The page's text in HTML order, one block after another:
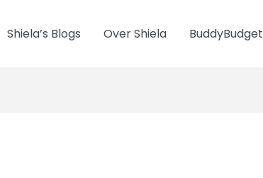
Shiela’s Blogs Over Shiela BuddyBudget